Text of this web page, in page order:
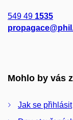
549 49 1535
Mohlo by vás
Jak se přihlásit